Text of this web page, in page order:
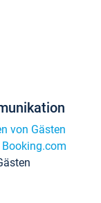
von Gästen